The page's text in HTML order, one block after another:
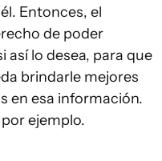
Entonces, el
de poder
lo desea, para que
brindarle mejores
en esa información.
ejemplo.